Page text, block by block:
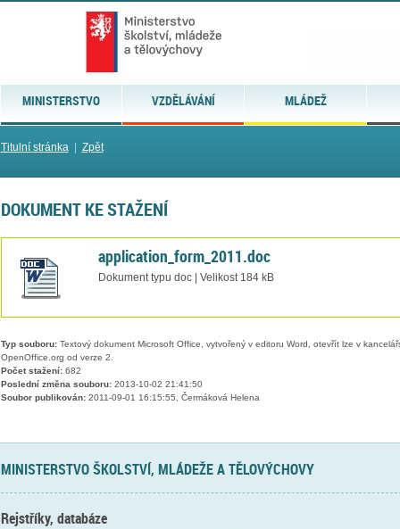
MINISTERSTVO VZDĚLÁVÁNÍ MLÁDEŽ
Titulní stránka| Zpět
DOKUMENT KE STAŽENÍ
application_form_2011.doc
Dokument typu doc | Velikost 184 kB
Typ souboru:Textový dokument Microsoft Office, vytvořený v editoru Word, otevřít lze v
OpenOffice.org od verze 2.
Počet stažení:682
Poslední změna souboru:2013-10-02 21:41:50
Soubor publikován:2011-09-01 16:15:55, Čermáková Helena
MINISTERSTVO ŠKOLSTVÍ, MLÁDEŽE A TĚLOVÝCHOVY
Rejstříky, databáze